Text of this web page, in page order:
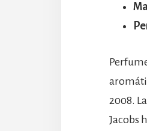
2008.
Jacobs